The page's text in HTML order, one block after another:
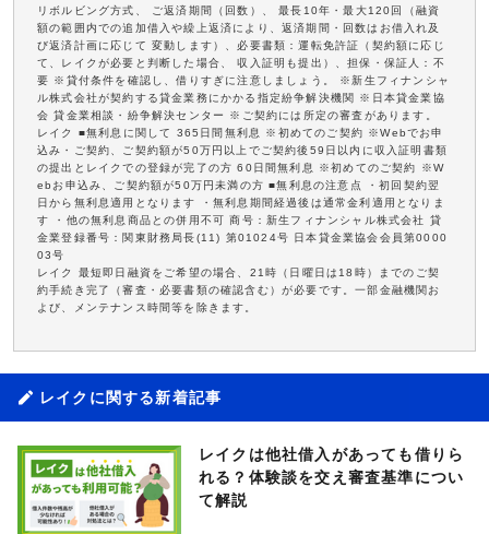
リボルビング方式、 ご返済期間（回数）、 最長10年・最大120回（融資
額の範囲内での追加借入や繰上返済により、返済期間・回数はお借入れ及
び返済計画に応じて 変動します）、必要書類：運転免許証（契約額に応じ
て、レイクが必要と判断した場合、 収入証明も提出）、担保・保証人：不
要 ※貸付条件を確認し、借りすぎに注意しましょう。 ※新生フィナンシャ
ル株式会社が契約する貸金業務にかかる指定紛争解決機関 ※日本貸金業協
会 貸金業相談・紛争解決センター ※ご契約には所定の審査があります。
レイク ■無利息に関して 365日間無利息 ※初めてのご契約 ※Webでお申
込み・ご契約、ご契約額が50万円以上でご契約後59日以内に収入証明書類
の提出とレイクでの登録が完了の方 60日間無利息 ※初めてのご契約 ※W
ebお申込み、ご契約額が50万円未満の方 ■無利息の注意点 ・初回契約翌
日から無利息適用となります ・無利息期間経過後は通常金利適用となりま
す ・他の無利息商品との併用不可 商号：新生フィナンシャル株式会社 貸
金業登録番号：関東財務局長(11) 第01024号 日本貸金業協会会員第0000
03号
レイク 最短即日融資をご希望の場合、21時（日曜日は18時）までのご契
約手続き完了（審査・必要書類の確認含む）が必要です。一部金融機関お
よび、メンテナンス時間等を除きます。
レイクに関する新着記事
レイクは他社借入があっても借りら
れる？体験談を交え審査基準につい
て解説